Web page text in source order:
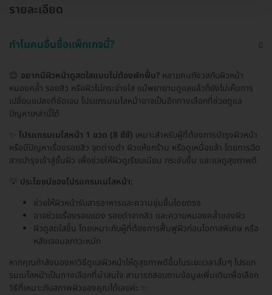
รายละเอียด
ทำไมคนอื่นซื้อแพ็กเกจนี้?
😊 อยากมีผิวหน้าดูสดใสแบบไม่ต้องพักฟื้น? หลายคนกังวลกับผิวหน้า
หมองคล้ำ รอยสิว หรือผิวไม่กระจ่างใส แม้พยายามดูแลแล้วก็ยังไม่เห็นการ
เปลี่ยนแปลงที่ชัดเจน โปรแกรมเมโสหน้าอาจเป็นอีกทางเลือกที่ช่วยดูแล
ปัญหาเหล่านี้ได้
โปรแกรมเมโสหน้า 1 ขวด (8 ซีซี) เหมาะสำหรับผู้ที่ต้องการบำรุงผิวหน้า
หรือมีปัญหาเรื่องรอยสิว จุดด่างดำ ผิวแห้งกร้าน หรือดูเหนื่อยล้า โดยการฉีด
สารบำรุงเข้าสู่ชั้นผิว เพื่อช่วยให้ผิวดูเรียบเนียน กระชับขึ้น และแลดูสุขภาพดี
💡 ประโยชน์ของโปรแกรมเมโสหน้า:
ช่วยให้ผิวหน้ารับสารอาหารและความชุ่มชื้นโดยตรง
อาจช่วยเรื่องรอยแดง รอยดำจากสิว และความหมองคล้ำของผิว
ผิวดูสดใสขึ้น โดยเหมาะกับผู้ที่ต้องการฟื้นฟูผิวก่อนโอกาสพิเศษ หรือ
หลังเจอมลภาวะหนัก
หากคุณกำลังมองหาวิธีดูแลผิวหน้าให้ดูสุขภาพดีขึ้นในระยะเวลาสั้นๆ โปรแก
รมเมโสหน้าเป็นทางเลือกที่น่าสนใจ สามารถสอบถามข้อมูลเพิ่มเติมเพื่อเลือก
วิธีที่เหมาะกับสภาพผิวของคุณได้เลยค่ะ ✨